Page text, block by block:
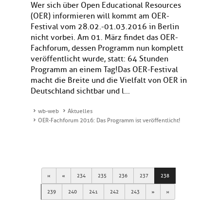
Wer sich über Open Educational Resources
(OER) informieren will kommt am OER-
Festival vom 28.02.-01.03.2016 in Berlin
nicht vorbei. Am 01. März findet das OER-
Fachforum, dessen Programm nun komplett
veröffentlicht wurde, statt: 64 Stunden
Programm an einem Tag!Das OER-Festival
macht die Breite und die Vielfalt von OER in
Deutschland sichtbar und l...
wb-web
Aktuelles
OER-Fachforum 2016: Das Programm ist veröffentlicht!
First Previous
234 235 236 237 238
239 240 241 242 243 Next Last